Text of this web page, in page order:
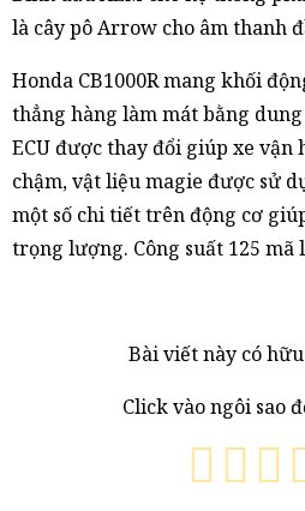
là cây pô Arrow cho âm thanh
Honda CB1000R mang khối
thẳng hàng làm mát bằng
ECU được thay đổi giúp xe vận
chậm, vật liệu magie được sử
một số chi tiết trên động cơ
trọng lượng. Công suất 125 mã
Bài viết này có
Click vào ngôi sao